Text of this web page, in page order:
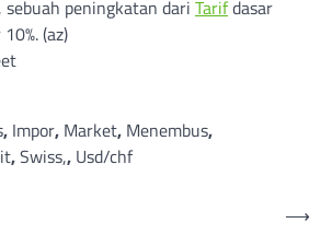
peningkatan dari Tarifdasar
(az)
, Impor, Market, Menembus,
,Swiss,, Usd/chf
⟶